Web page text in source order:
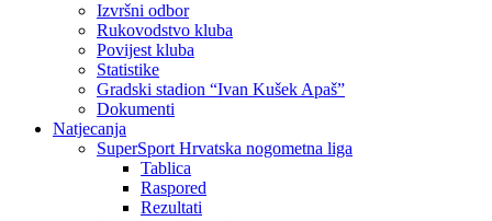
Izvršni odbor
Rukovodstvo kluba
Povijest kluba
Statistike
Gradski stadion “Ivan Kušek Apaš”
Dokumenti
Natjecanja
SuperSport Hrvatska nogometna liga
Tablica
Raspored
Rezultati